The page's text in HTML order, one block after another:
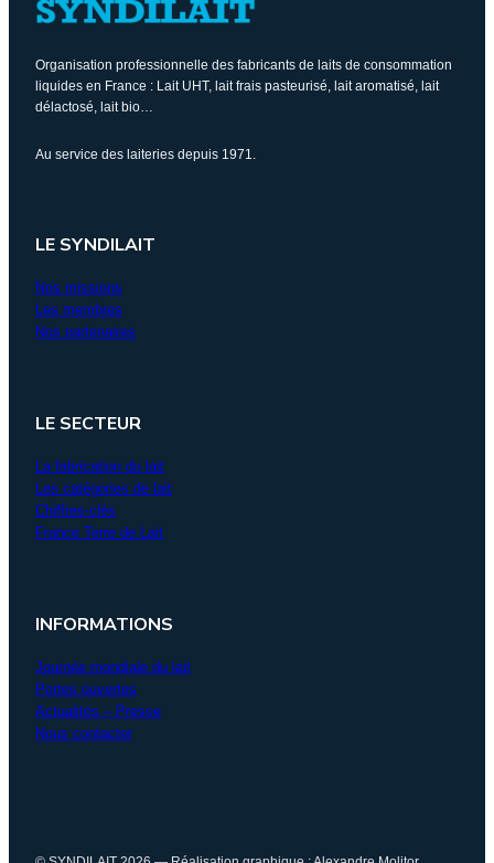
Organisation professionnelle des fabricants de laits de consommation
liquides en France : Lait UHT, lait frais pasteurisé, lait aromatisé, lait
délactosé, lait bio…
Au service des laiteries depuis 1971.
LE SYNDILAIT
Nos missions
Les membres
Nos partenaires
LE SECTEUR
La fabrication du lait
Les catégories de lait
Chiffres-clés
France Terre de Lait
INFORMATIONS
Journée mondiale du lait
Portes ouvertes
Actualités – Presse
Nous contacter